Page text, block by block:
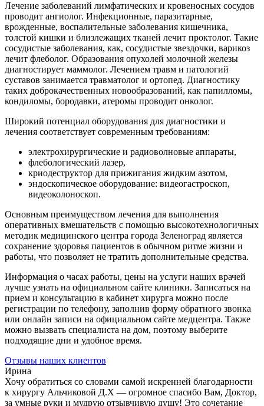
Лечение заболеваний лимфатических и кровеносных сосудов
проводит ангиолог. Инфекционные, паразитарные,
врожденные, воспалительные заболевания кишечника,
толстой кишки и близлежащих тканей лечит проктолог. Такие
сосудистые заболевания, как, сосудистые звездочки, варикоз
лечит флеболог. Образования опухолей молочной железы
диагностирует маммолог. Лечением травм и патологий
суставов занимается травматолог и ортопед. Диагностику
таких доброкачественных новообразований, как папилломы,
кондиломы, бородавки, атеромы проводит онколог.
Широкий потенциал оборудования для диагностики и
лечения соответствует современным требованиям:
электрохирургические и радиоволновые аппараты,
флебологический лазер,
криодеструктор для прижигания жидким азотом,
эндоскопическое оборудование: видеогастроскоп,
видеоколоноскоп.
Основным преимуществом лечения для выполнения
оперативных вмешательств с помощью высокотехнологичных
методик медицинского центра города Зеленоград является
сохранение здоровья пациентов в обычном ритме жизни и
работы, что позволяет не тратить дополнительные средства.
Информация о часах работы, цены на услуги наших врачей
лучше узнать на официальном сайте клиники. Записаться на
прием и консультацию в кабинет хирурга можно после
регистрации по телефону, заполнив форму обратного звонка
или онлайн записи на официальном сайте медцентра. Также
можно вызвать специалиста на дом, поэтому выберите
подходящие дни и удобное время.
Отзывы наших клиентов
Ирина
Хочу обратиться со словами самой искренней благодарности
к хирургу Альчиковой Д.Х — огромное спасибо Вам, Доктор,
за умные руки и мудрую отзывчивую душу! Это сочетание